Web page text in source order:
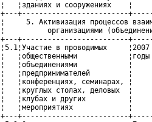
¦   ¦зданиях и
+---+-------------------------
¦     5. Активизация процессов
¦          организациями
+---+-------------------------
¦5.1¦Участие в проводимых
¦   ¦общественными            ¦годы
¦   ¦объединениями            ¦
¦   ¦предпринимателей
¦   ¦конференциях,
¦   ¦круглых столах,
¦   ¦клубах и других
¦   ¦мероприятиях
+---+-------------------------